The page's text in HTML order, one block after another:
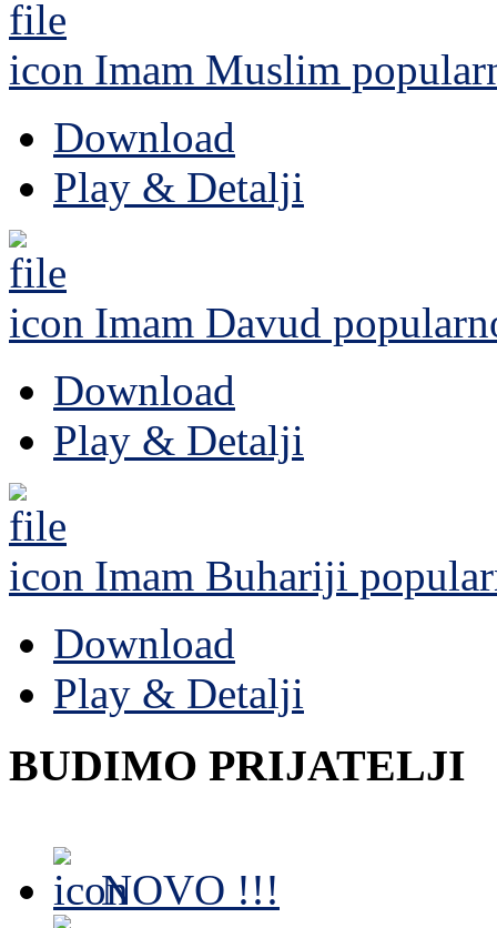
Imam Muslim
Download
Play & Detalji
Imam Davud
Download
Play & Detalji
Imam Buhariji
Download
Play & Detalji
BUDIMO PRIJATELJI
NOVO !!!